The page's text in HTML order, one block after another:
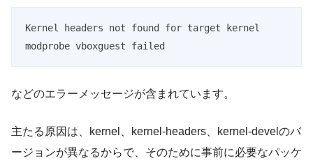
Kernel headers not found for target kernel
modprobe vboxguest failed
などのエラーメッセージが含まれています。
主たる原因は、kernel、kernel-headers、kernel-develのバ
ージョンが異なるからで、そのために事前に必要なパッケ